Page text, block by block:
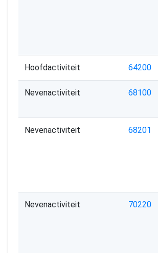
Hoofdactiviteit 64200
Nevenactiviteit 68100
Nevenactiviteit 68201
Nevenactiviteit 70220